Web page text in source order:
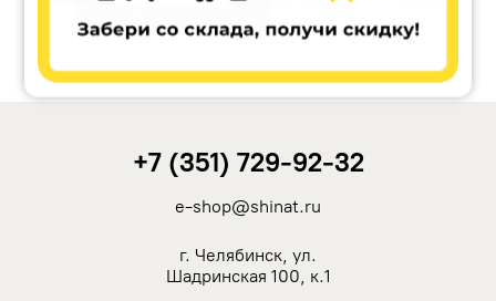
Remain
+7 (351) 729-92-32
e-shop@shinat.ru
г. Челябинск, ул.
Шадринская 100, к.1